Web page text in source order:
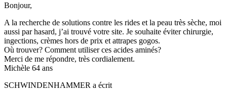
Bonjour,
A la recherche de solutions contre les rides et la peau très sèche, moi
aussi par hasard, j’ai trouvé votre site. Je souhaite éviter chirurgie,
ingections, crèmes hors de prix et attrapes gogos.
Où trouver? Comment utiliser ces acides aminés?
Merci de me répondre, très cordialement.
Michèle 64 ans
SCHWINDENHAMMER a écrit